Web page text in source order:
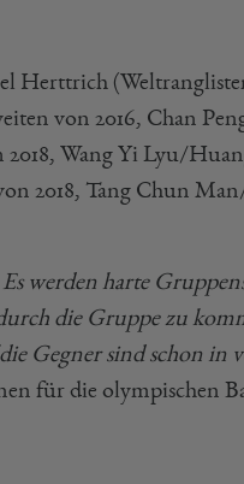
Herttrich
von 2016, Chan
Wang Yi Lyu/
2018, Tang Chun
werden harte
die Gruppe zu
Gegner sind schon in
für die olympischen